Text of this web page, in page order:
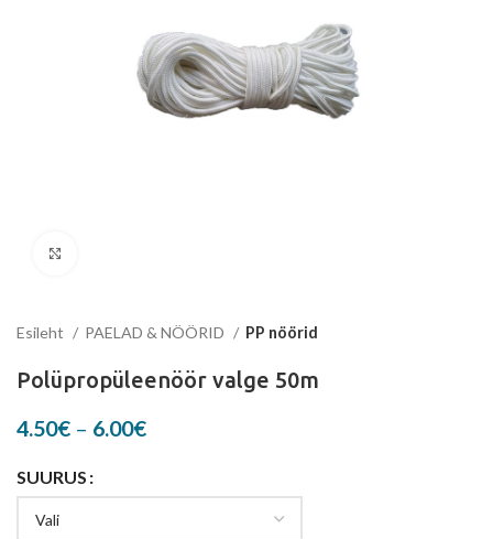
Esileht PAELAD & NÖÖRID PP nöörid
Polüpropüleenöör valge 50m
4.50€ – 6.00€Price
through
SUURUS